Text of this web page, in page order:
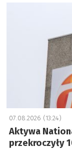
07.08.2026 (13:24)
Aktywa
przekroczyły